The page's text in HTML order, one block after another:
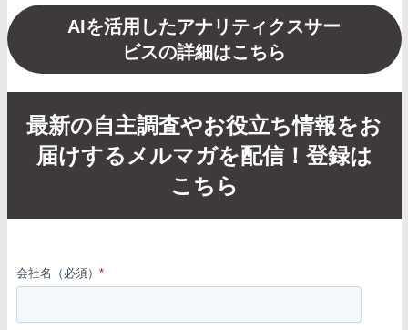
AIを活用したアナリティクスサー
ビスの詳細はこちら
最新の自主調査やお役立ち情報をお
届けするメルマガを配信！登録は
こちら